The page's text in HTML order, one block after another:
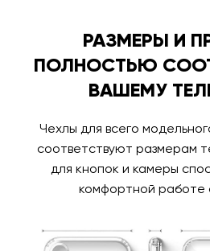
РАЗМЕРЫ И
ПОЛНОСТЬЮ
ВАШЕМУ
Чехлы для всего
соответствуют размерам
для кнопок и камеры
комфортной работе